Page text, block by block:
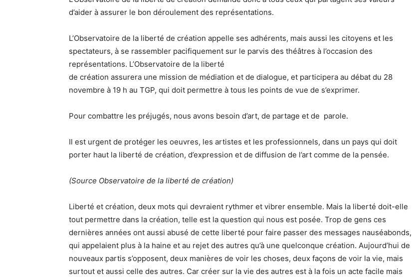
d’aider à assurer le bon déroulement des représentations.
L’Observatoire de la liberté de création appelle ses adhérents, mais aussi les citoyens et les
spectateurs, à se rassembler pacifiquement sur le parvis des théâtres à l’occasion des
représentations. L’Observatoire de la liberté
de création assurera une mission de médiation et de dialogue, et participera au débat du 28
novembre à 19 h au TGP, qui doit permettre à tous les points de vue de s’exprimer.
Pour combattre les préjugés, nous avons besoin d’art, de partage et de parole.
Il est urgent de protéger les oeuvres, les artistes et les professionnels, dans un pays qui doit
porter haut la liberté de création, d’expression et de diffusion de l’art comme de la pensée.
(Source Observatoire de la liberté de création)
Liberté et création, deux mots qui devraient rythmer et vibrer ensemble. Mais la liberté doit-elle
tout permettre dans la création, telle est la question qui nous est posée. Trop de gens ces
dernières années ont aussi abusé de cette liberté pour faire passer des messages nauséabonds,
qui appelaient plus à la haine et au rejet des autres qu’à une quelconque création. Aujourd’hui de
nouveaux partis s’opposent, deux manières de voir les choses, deux façons de voir la vie, mais
surtout et aussi celle des autres. Car créer sur la vie des autres est à la fois un acte facile mais